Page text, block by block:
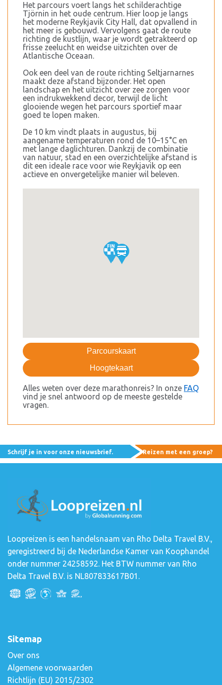
Het parcours voert langs het schilderachtige
Tjörnin in het oude centrum. Hier loop je langs
het moderne Reykjavik City Hall, dat opvallend in
het meer is gebouwd. Vervolgens gaat de route
richting de kustlijn, waar je wordt getrakteerd op
frisse zeelucht en weidse uitzichten over de
Atlantische Oceaan.
Ook een deel van de route richting Seltjarnarnes
maakt deze afstand bijzonder. Het open
landschap en het uitzicht over zee zorgen voor
een indrukwekkend decor, terwijl de licht
glooiende wegen het parcours sportief maar
goed te lopen maken.
De 10 km vindt plaats in augustus, bij
aangename temperaturen rond de 10–15°C en
met lange daglichturen. Dankzij de combinatie
van natuur, stad en een overzichtelijke afstand is
dit een ideale race voor wie Reykjavik op een
actieve en onvergetelijke manier wil beleven.
Parcourskaart
Hoogtekaart
Alles weten over deze marathonreis? In onze FAQ
vind je snel antwoord op de meeste gestelde
vragen.
Schrijf je in voor onze nieuwsbrief. Reizen met een groep?
Loopreizen is een handelsnaam van Rho Delta Travel B.V.,
geregistreerd bij de Nederlandse Kamer van Koophandel
onder nummer 24258592. Het BTW nummer van Rho
Delta Travel B.V. is NL807833617B01.
Sitemap
Over ons
Algemene voorwaarden
Richtlijn (EU) 2015/2302